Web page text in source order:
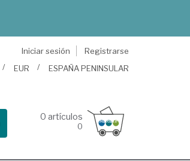
Iniciar sesión
Registrarse
EUR ESPAÑA PENINSULAR
0 artículos
0